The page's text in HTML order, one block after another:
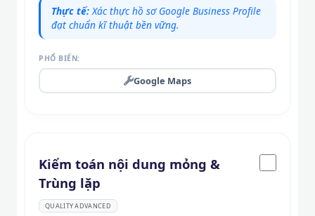
Thực tế:Xác thực hồ sơ Google Business Profile
đạt chuẩn kĩ thuật bền vững.
PHỔ BIẾN:
Google Maps
Kiểm toán nội dung mỏng &
Trùng lặp
QUALITY ADVANCED